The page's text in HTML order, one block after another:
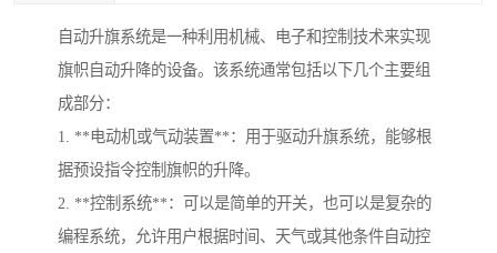
自动升旗系统是一种利用机械、电子和控制技术来实现
旗帜自动升降的设备。该系统通常包括以下几个主要组
成部分：
1. **电动机或气动装置**：用于驱动升旗系统，能够根
据预设指令控制旗帜的升降。
2. **控制系统**：可以是简单的开关，也可以是复杂的
编程系统，允许用户根据时间、天气或其他条件自动控